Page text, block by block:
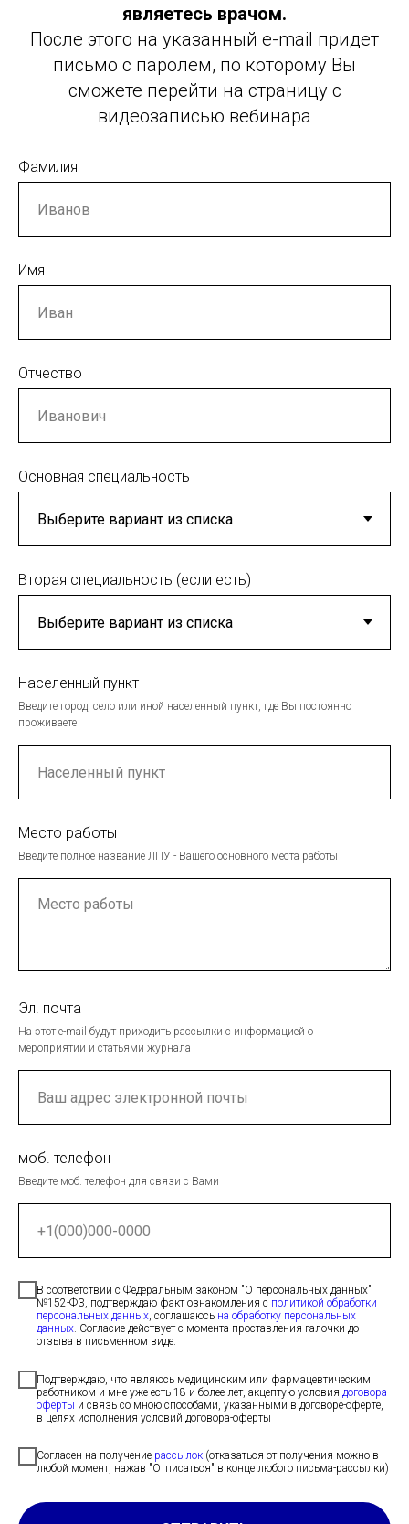
являетесь врачом.
После этого на указанный e-mail придет
письмо с паролем, по которому Вы
сможете перейти на страницу с
видеозаписью вебинара
Фамилия
Имя
Отчество
Основная специальность
Вторая специальность (если есть)
Населенный пункт
Введите город, село или иной населенный пункт, где Вы постоянно
проживаете
Место работы
Введите полное название ЛПУ - Вашего основного места работы
Эл. почта
На этот e-mail будут приходить рассылки с информацией о
мероприятии и статьями журнала
моб. телефон
Введите моб. телефон для связи с Вами
В соответствии с Федеральным законом "О персональных данных"
№152-ФЗ, подтверждаю факт ознакомления с политикой обработки
персональных данных , соглашаюсь на обработку персональных
данных . Согласие действует с момента проставления галочки до
отзыва в письменном виде.
Подтверждаю, что являюсь медицинским или фармацевтическим
работником и мне уже есть 18 и более лет, акцептую условия договора-
оферты и связь со мною способами, указанными в договоре-оферте,
в целях исполнения условий договора-оферты
Согласен на получение рассылок (отказаться от получения можно в
любой момент, нажав "Отписаться" в конце любого письма-рассылки)